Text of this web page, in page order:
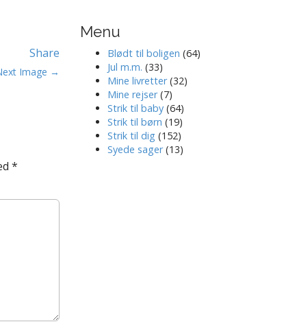
Share
Image →
*
Menu
Blødt til boligen (64)
Jul m.m. (33)
Mine livretter(32)
Mine rejser(7)
Strik til baby (64)
Strik til børn (19)
Strik til dig (152)
Syede sager(13)